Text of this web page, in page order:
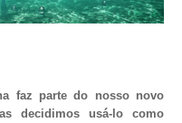
faz parte do nosso novo
decidimos usá-lo como